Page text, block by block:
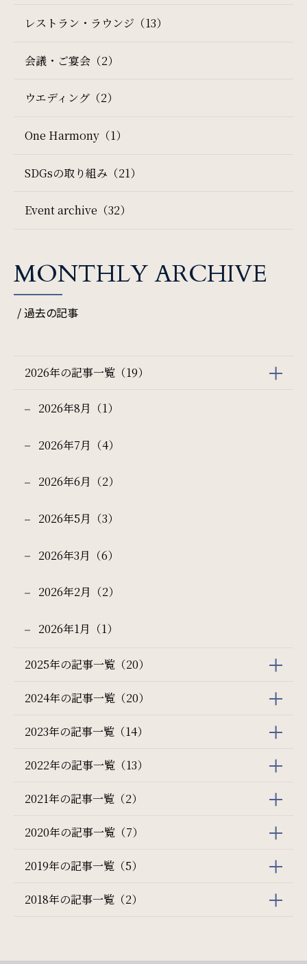
サイトマップ 会社概要
フロアガイド
パンフレット
サイトポリシー
特定商取引法に基づく表記
宿泊予約
一部屋あたりのご利用人数
宿泊プラン一覧
レストラン・ラウンジ（13）
会議・ご宴会（2）
ウエディング（2）
One Harmony（1）
SDGsの取り組み（21）
Event archive（32）
MONTHLY ARCHIVE
/ 過去の記事
2026年の記事一覧（19）
2026年8月（1）
2026年7月（4）
2026年6月（2）
2026年5月（3）
2026年3月（6）
2026年2月（2）
2026年1月（1）
2025年の記事一覧（20）
2024年の記事一覧（20）
2023年の記事一覧（14）
2022年の記事一覧（13）
2021年の記事一覧（2）
2020年の記事一覧（7）
2019年の記事一覧（5）
2018年の記事一覧（2）